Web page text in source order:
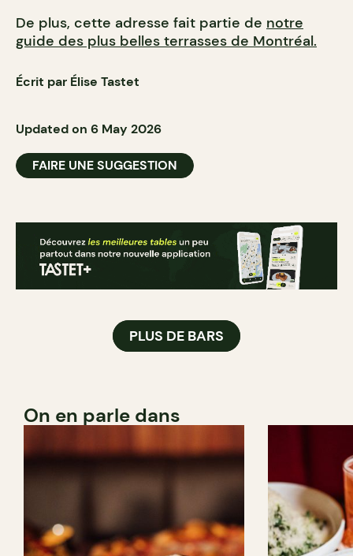
De plus, cette adresse fait partie de notre
guide des plus belles terrasses de Montréal.
Écrit par Élise Tastet
Updated on 6 May 2026
FAIRE UNE SUGGESTION
PLUS DE BARS
On en parle dans